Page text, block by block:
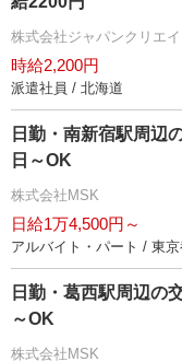
株式会社ジャパンクリエ
時給2,200円
派遣社員 / 北海道
日勤・南新宿駅周辺
日～OK
株式会社MSK
日給1万4,500円～
アルバイト・パート / 東
日勤・葛西駅周辺の
～OK
株式会社MSK